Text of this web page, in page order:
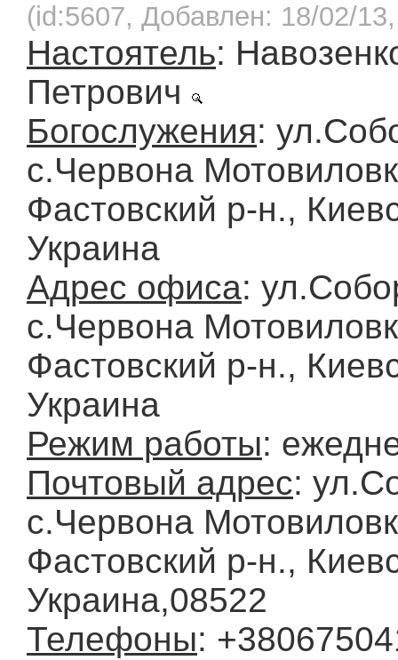
(id:5607, Добавлен: 18/02/
Настоятель:
Петрович
Богослужения:
с.Червона
Фастовский р-н.,
Украина
Адрес офиса:
с.Червона
Фастовский р-н.,
Украина
Режим работы:
Почтовый адрес:
с.Червона
Фастовский р-н.,
Украина,08522
Телефоны: